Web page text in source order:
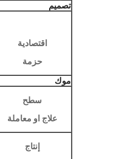
تصميم
اقتصادية
حزمة
موك
سطح
علاج او معاملة
إنتاج